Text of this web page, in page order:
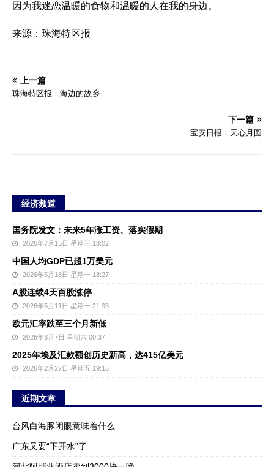
因为我迷恋温暖的食物和温暖的人在我的身边。
来源：珠海特区报
上一篇
珠海特区报：海边的故乡
下一篇
宝安日报：天心月圆
经济频道
国务院发文：未来5年涨工资、落实假期
2026年7月15日 星期三 18:02
中国人均GDP已超1万美元
2026年5月18日 星期一 18:27
A股连续4天百股涨停
2026年5月11日 星期一 21:33
欧元汇率跌至三个月新低
2026年3月7日 星期六 00:37
2025年埃及汇款额创历史新高，达415亿美元
2026年2月27日 星期五 19:16
近期文章
台风白海豚闭眼意味着什么
广东又要“下开水”了